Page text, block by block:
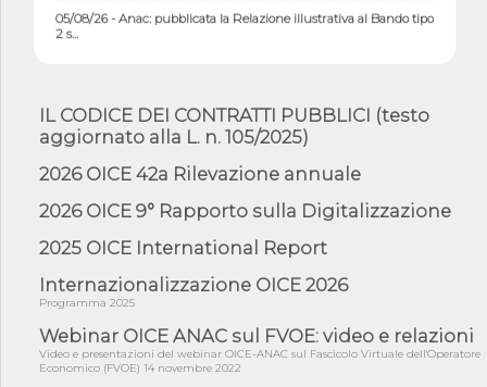
05/08/26 - Anac: pubblicata la Relazione illustrativa al Bando tipo
2 s...
05/08/26 - Successo OICE per il bando della Città metropolitana
di Reg...
Campa...
04/08/26 - DL PA: previste cancellazioni da elenchi professionisti
per ...
04/08/26 - International Sustainable Buildings Competition -
04/08/26 - CdS, project financing: progetto di fattibilità da
04/08/26 - Rapporto Anac corruzione 2020-2026: procedimenti
penali per ...
IL CODICE DEI CONTRATTI PUBBLICI (testo
aggiornato alla L. n. 105/2025)
2026 OICE 42a Rilevazione annuale
2026 OICE 9° Rapporto sulla Digitalizzazione
2025 OICE International Report
Internazionalizzazione OICE 2026
Programma 2025
Webinar OICE ANAC sul FVOE: video e relazioni
Video e presentazioni del webinar OICE-ANAC sul Fascicolo Virtuale dell'Operatore
Economico (FVOE) 14 novembre 2022